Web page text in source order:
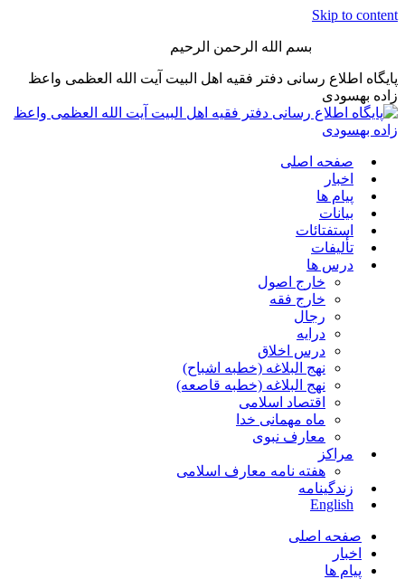
Skip to content
بسم الله الرحمن الرحیم
پایگاه اطلاع رسانی دفتر فقیه اهل البیت آیت الله العظمی واعظ
زاده بهسودی
صفحه اصلی
اخبار
پیام ها
بیانات
استفتائات
تألیفات
درس ها
خارج اصول
خارج فقه
رجال
درایه
درس اخلاق
نهج البلاغه (خطبه اشباح)
نهج البلاغه (خطبه قاصعه)
اقتصاد اسلامی
ماه مهمانی خدا
معارف نبوی
مراکز
هفته نامه معارف اسلامی
زندگینامه
English
صفحه اصلی
اخبار
پیام ها